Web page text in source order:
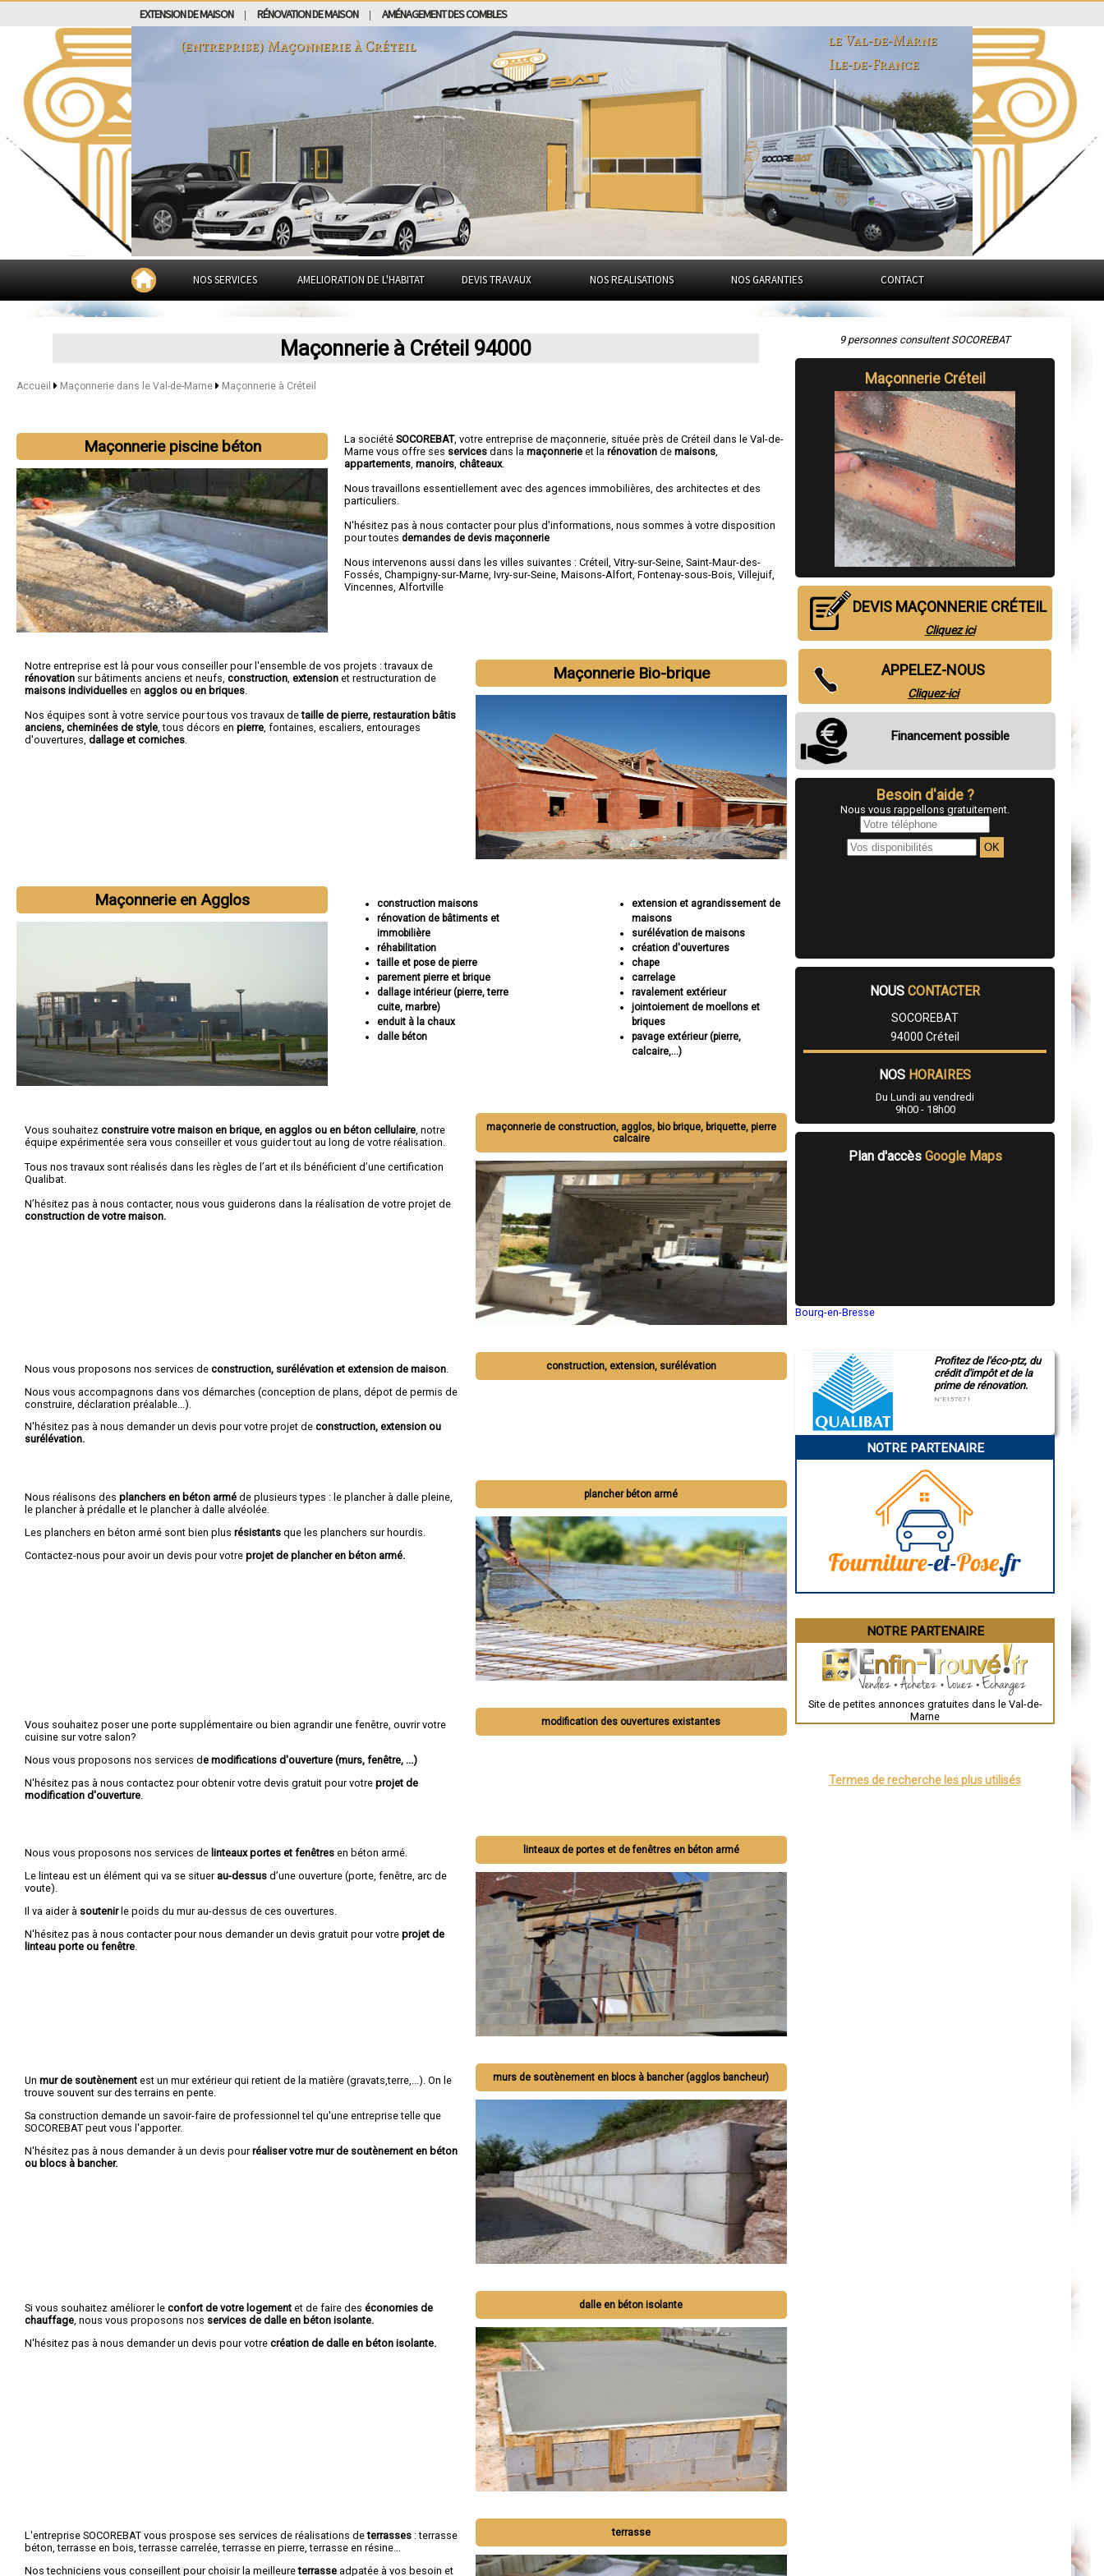
EXTENSION DE MAISON RÉNOVATION DE MAISON AMÉNAGEMENT DES COMBLES
(entreprise) Maçonnerie àCréteil
le Val-de-Marne
Ile-de-France
NOS SERVICES AMELIORATION DE L'HABITAT DEVIS TRAVAUX NOS REALISATIONS NOS GARANTIES CONTACT
Maçonnerie à Créteil 94000
Accueil Maçonnerie dans le Val-de-Marne Maçonnerie à Créteil
Maçonnerie piscine béton La sociétéSOCOREBAT,votre entreprise de maçonnerie, située près de Créteil dans le Val-de-
Marne vous offre ses services dans lamaçonnerie et larénovation demaisons,
appartements,manoirs,châteaux.
Nous travaillons essentiellement avec des agences immobilières, des architectes et des
particuliers.
N'hésitez pas à nous contacter pour plus d'informations, nous sommes à votre disposition
pour toutesdemandes de devis maçonnerie
Nous intervenons aussi dans les villes suivantes :Créteil,Vitry-sur-Seine,Saint-Maur-des-
Fossés,Champigny-sur-Marne,Ivry-sur-Seine,Maisons-Alfort,Fontenay-sous-Bois,Villejuif,
Vincennes,Alfortville
Maçonnerie Bio-brique
Notre entreprise est là pour vous conseiller pour l'ensemble de vos projets : travaux de
rénovation sur bâtiments anciens et neufs, construction, extension et restructuration de
maisons individuelles en agglos ou en briques.
Nos équipes sont à votre service pour tous vos travaux detaille de pierre, restauration bâtis
anciens, cheminées de style, tous décors en pierre, fontaines, escaliers, entourages
d'ouvertures, dallage et corniches.
Maçonnerie en Agglos
construction maisons
rénovation de bâtiments et
immobilière
réhabilitation
taille et pose de pierre
parement pierre et brique
dallage intérieur (pierre, terre
cuite, marbre)
enduit à la chaux
dalle béton
extension et agrandissement de
maisons
surélévation de maisons
création d'ouvertures
chape
carrelage
ravalement extérieur
jointoiement de moellons et
briques
pavage extérieur (pierre,
calcaire,...)
maçonnerie de construction, agglos, bio brique, briquette, pierre
calcaire
Vous souhaitez construire votre maison en brique, en agglos ou en béton cellulaire , notre
équipe expérimentée sera vous conseiller et vous guider tout au long de votre réalisation.
Tous nos travaux sont réalisés dans les règles de l’art et ils bénéficient d’une certification
Qualibat.
N’hésitez pas à nous contacter, nous vous guiderons dans la réalisation de votre projet de
construction de votre maison.
construction, extension, surélévation
Nous vous proposons nos services de construction, surélévation et extension de maison
Nous vous accompagnons dans vos démarches (conception de plans, dépot de permis de
construire, déclaration préalable...).
N'hésitez pas à nous demander un devis pour votre projet de construction, extension ou
surélévation.
plancher béton armé
Nous réalisons des planchers en béton armé de plusieurs types : le plancher à dalle pleine,
le plancher à prédalle et le plancher à dalle alvéolée.
Les planchers en béton armé sont bien plus résistants que les planchers sur hourdis.
Contactez-nous pour avoir un devis pour votre projet de plancher en béton armé.
modification des ouvertures existantes
Vous souhaitez poser une porte supplémentaire ou bien agrandir une fenêtre, ouvrir votre
cuisine sur votre salon?
Nous vous proposons nos services de modifications d'ouverture (murs, fenêtre, ...)
N'hésitez pas à nous contactez pour obtenir votre devis gratuit pour votre projet de
modification d'ouverture
linteaux de portes et de fenêtres en béton armé
Nous vous proposons nos services de linteaux portes et fenêtres en béton armé.
Le linteau est un élément qui va se situer au-dessus d’une ouverture (porte, fenêtre, arc de
voute).
Il va aider à soutenirle poids du mur au-dessus de ces ouvertures.
N'hésitez pas à nous contacter pour nous demander un devis gratuit pour votre projet de
linteau porte ou fenêtre
murs de soutènement en blocs à bancher (agglos bancheur)
Un mur de soutènement est un mur extérieur qui retient de la matière (gravats,terre,...). On le
trouve souvent sur des terrains en pente.
Sa construction demande un savoir-faire de professionnel tel qu'une entreprise telle que
SOCOREBAT peut vous l'apporter.
N'hésitez pas à nous demander à un devis pourréaliser votre mur de soutènement en béton
ou blocs à bancher.
dalle en béton isolante
Si vous souhaitez améliorer le confort de votre logement et de faire des économies de
chauffage, nous vous proposons nos services de dalle en béton isolante.
N'hésitez pas à nous demander un devis pour votre création de dalle en béton isolante.
terrasse
L'entreprise SOCOREBAT vous prospose ses services de réalisations deterrasses : terrasse
béton, terrasse en bois, terrasse carrelée, terrasse en pierre, terrasse en résine...
Nos techniciens vous conseillent pour choisir la meilleureterrasse adpatée à vos besoin et
9 personnes consultent SOCOREBAT
Maçonnerie Créteil
DEVIS MAÇONNERIE CRÉTEIL
Cliquez ici
APPELEZ-NOUS
Cliquez-ici
Financement possible
Besoin d'aide ?
Nous vous rappellons gratuitement.
NOUS CONTACTER
SOCOREBAT
94000 Créteil
NOS HORAIRES
Du Lundi au vendredi
9h00 - 18h00
Plan d'accès Google Maps
Bourg-en-Bresse
Gap
Nice
Annonay
Charleville-Mézières
Troyes
Narbonne
Marseille
Saint-Brieuc
Besançon
Évreux
Brest
Nîmes
Toulouse
Montpellier
Mont-de-Marsan
Profitez de l'éco-ptz, du
crédit d'impôt et de la
prime de rénovation.
N°E157671
NOTRE PARTENAIRE
NOTRE PARTENAIRE
Site de petites annonces gratuites dans le Val-de-
Marne
Termes de recherche les plus utilisés